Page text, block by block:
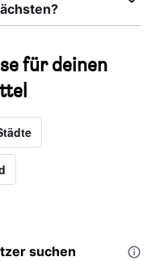
für deinen
suchen